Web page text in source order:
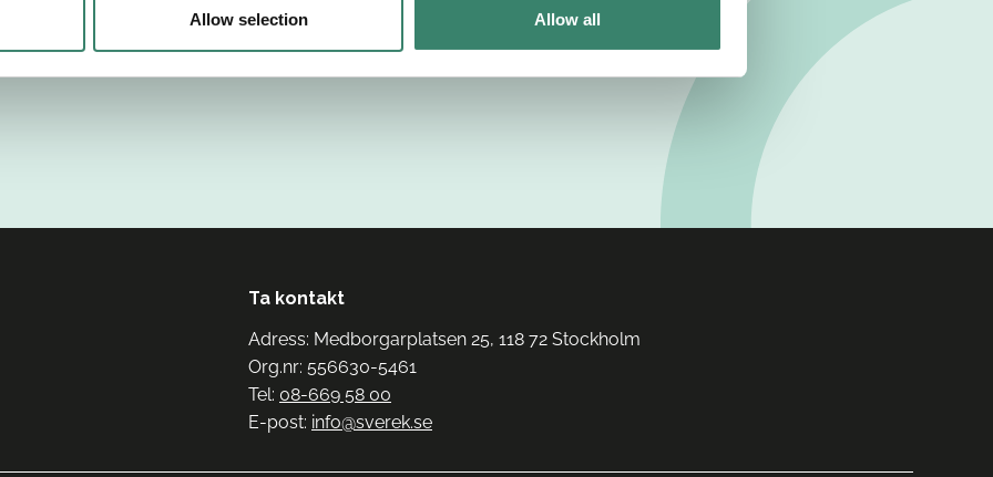
Allow selection Allow all
Ta kontakt
Adress: Medborgarplatsen 25, 118 72 Stockholm
Org.nr: 556630-5461
Tel: 08-669 58 00
E-post: info@sverek.se